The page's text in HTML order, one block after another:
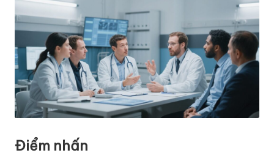
Điểm nhấn